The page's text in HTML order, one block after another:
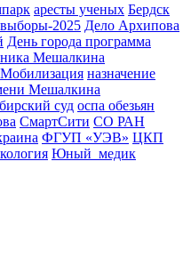
аресты ученых Бердск
выборы-2025 Дело Архипова
День города программа
Мешалкина
Мобилизация назначение
Мешалкина
суд оспа обезьян
СмартСити СО РАН
ФГУП «УЭВ» ЦКП
Юный_медик